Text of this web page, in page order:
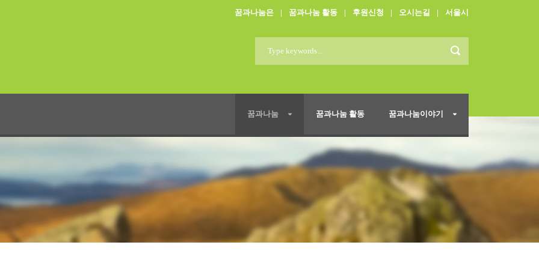
꿈과나눔은 | 꿈과나눔 활동 | 후원신청 | 오시는길 | 서울시
꿈과나눔 꿈과나눔 활동 꿈과나눔이야기